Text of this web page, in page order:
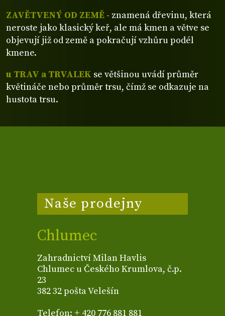
ZAVĚTVENÝ OD ZEMĚ - znamená dřevinu, která
neroste jako klasický keř, ale má kmen a větve se
objevují již od země a pokračují vzhůru podél
kmene.
u TRAV a TRVALEK se většinou uvádí průměr
květináče nebo průměr trsu, čímž se odkazuje na
hustota trsu.
Naše prodejny
Chlumec
Zahradnictví Milan Havlis
Chlumec u Českého Krumlova, č.p.
23
382 32 pošta Velešín
Telefon: + 420 776 881 881